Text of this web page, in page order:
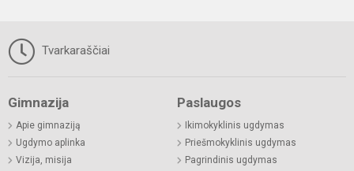
Tvarkaraščiai
Gimnazija
Apie gimnaziją
Ugdymo aplinka
Vizija, misija
Paslaugos
Ikimokyklinis ugdymas
Priešmokyklinis ugdymas
Pagrindinis ugdymas